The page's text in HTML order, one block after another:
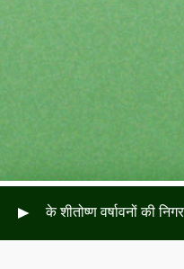
के शीतोष्ण वर्षावनों की निगरानी